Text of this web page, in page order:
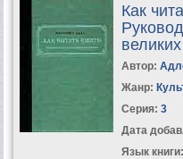
Как
Автор:
Жанр:
Серия: 3
Дата
Язык книги: